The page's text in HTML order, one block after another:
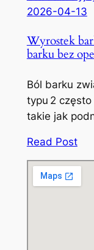
2026-04-13
Wyrostek
barku bez
Ból barku
typu 2
takie jak
Read Post